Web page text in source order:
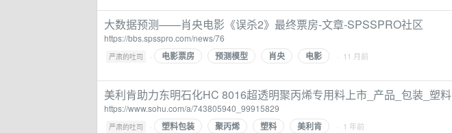
大数据预测——肖央电影《误杀2》最终票房-文章-SPSSPRO社区
https://bbs.spsspro.com/news/76
严肃的吐司 · 电影票房 预测模型 肖央 电影 · 11 月前
美利肯助力东明石化HC 8016超透明聚丙烯专用料上市_产品_包装_塑料
https://www.sohu.com/a/743805940_99915829
严肃的吐司 · 塑料包装 聚丙烯 塑料 美利肯 · 1 年前